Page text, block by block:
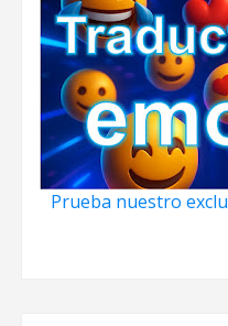
Prueba nuestro